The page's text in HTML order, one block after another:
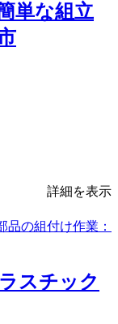
単な組立
詳細を表示
スチック